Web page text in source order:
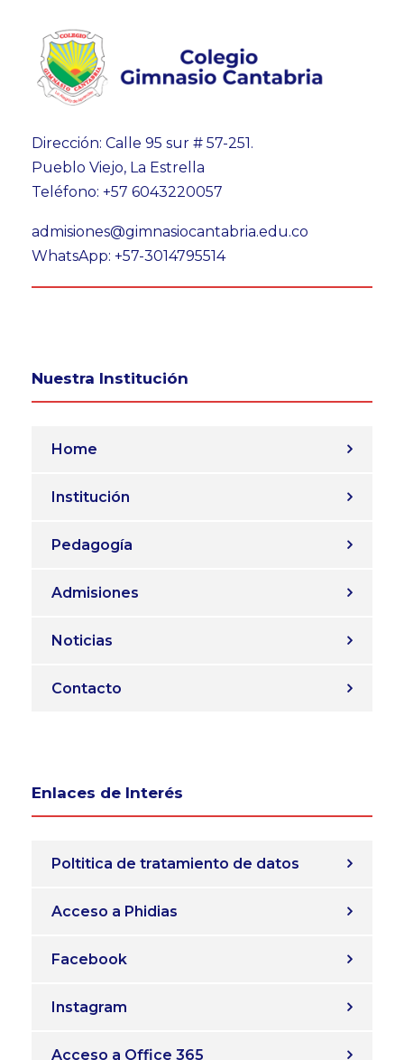
Dirección: Calle 95 sur # 57-251.
Pueblo Viejo, La Estrella
Teléfono: +57 6043220057
admisiones@gimnasiocantabria.edu.co
WhatsApp: +57-3014795514
Nuestra Institución
Home
Institución
Pedagogía
Admisiones
Noticias
Contacto
Enlaces de Interés
Poltitica de tratamiento de datos
Acceso a Phidias
Facebook
Instagram
Acceso a Office 365